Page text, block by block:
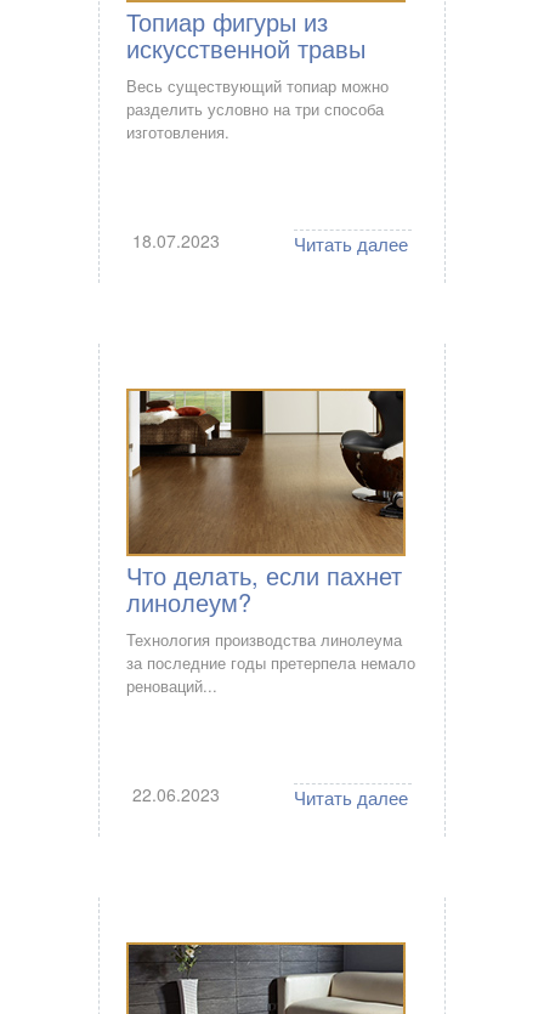
Топиар фигуры из
искусственной травы
Весь существующий топиар можно
разделить условно на три способа
изготовления.
18.07.2023 Читать далее
Что делать, если пахнет
линолеум?
Технология производства линолеума
за последние годы претерпела немало
реноваций...
22.06.2023 Читать далее